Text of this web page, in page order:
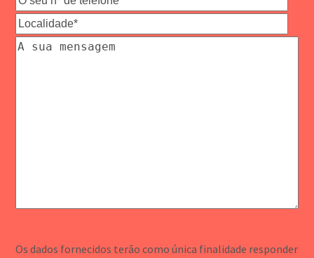
Os dados fornecidos terão como única finalidade responder